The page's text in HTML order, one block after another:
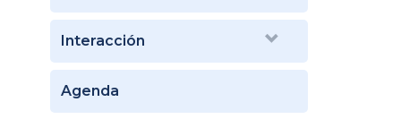
Interacción
Agenda